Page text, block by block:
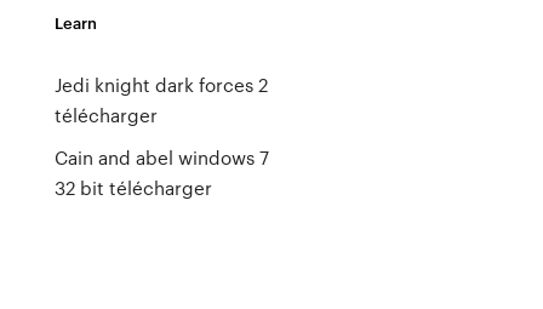
Learn
Jedi knight dark forces 2
télécharger
Cain and abel windows 7
32 bit télécharger